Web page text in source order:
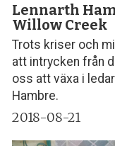
Lennarth
Willow Creek
Trots kriser och
att intrycken från
oss att växa i
Hambre.
2018-08-21